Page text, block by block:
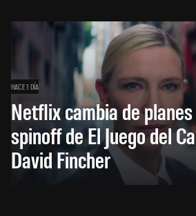
HACE 1 DÍA
Netflix cambia de
spinoff de El Juego del
David Fincher